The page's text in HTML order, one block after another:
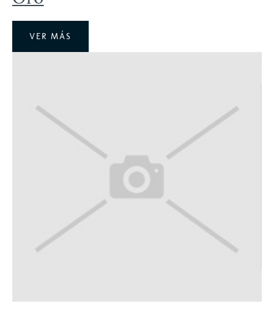
VER MÁS